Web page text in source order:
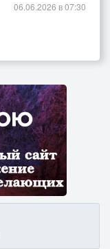
06.06.2026 в 07:30